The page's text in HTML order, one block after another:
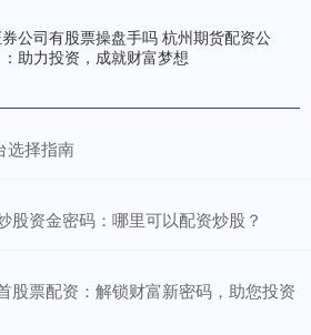
公司有股票操盘手吗 杭州期货配资公
助力投资，成就财富梦想
选择指南
股资金密码：哪里可以配资炒股？
股票配资：解锁财富新密码，助您投资